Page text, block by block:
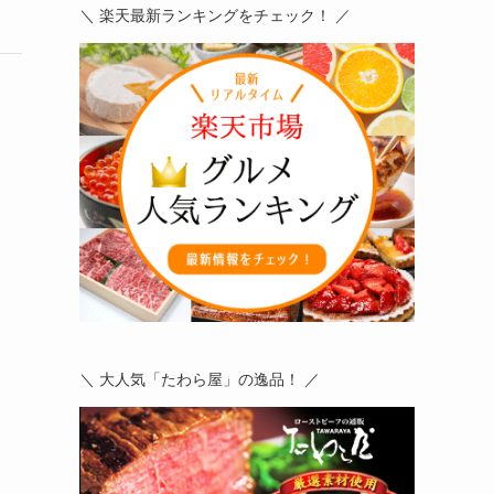
＼ 楽天最新ランキングをチェック！ ／
＼ 大人気「たわら屋」の逸品！ ／